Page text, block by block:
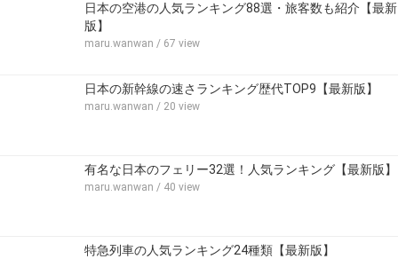
日本の空港の人気ランキング88選・旅客数も紹介【最新
版】
maru.wanwan / 67 view
日本の新幹線の速さランキング歴代TOP9【最新版】
maru.wanwan / 20 view
有名な日本のフェリー32選！人気ランキング【最新版】
maru.wanwan / 40 view
特急列車の人気ランキング24種類【最新版】